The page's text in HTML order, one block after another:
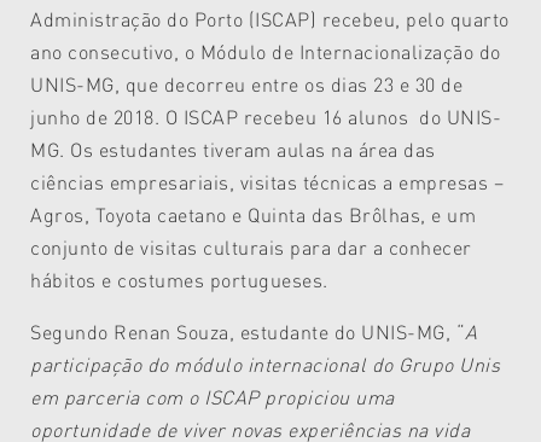
Administração do Porto (ISCAP) recebeu, pelo quarto
ano consecutivo, o Módulo de Internacionalização do
UNIS-MG, que decorreu entre os dias 23 e 30 de
junho de 2018. O ISCAP recebeu 16 alunos do UNIS-
MG. Os estudantes tiveram aulas na área das
ciências empresariais, visitas técnicas a empresas –
Agros, Toyota caetano e Quinta das Brôlhas, e um
conjunto de visitas culturais para dar a conhecer
hábitos e costumes portugueses.
Segundo Renan Souza, estudante do UNIS-MG, “A
participação do módulo internacional do Grupo Unis
em parceria com o ISCAP propiciou uma
oportunidade de viver novas experiências na vida